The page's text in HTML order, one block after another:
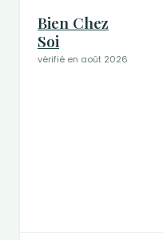
Bien Chez
Soi
vérifié en août 2026